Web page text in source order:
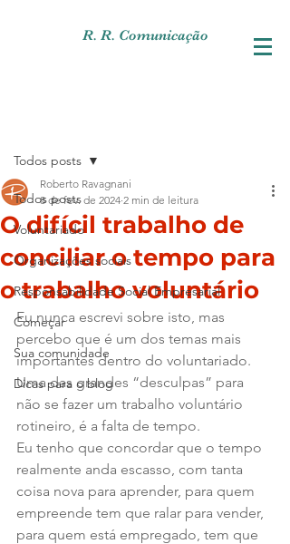
R. R. Comunicação
Todos posts
Voluntariado
Organizações sociais
Responsabilidade Social Empresarial
Começar
Sua comunidade
Dicas para o blog
Todos posts
O difícil trabalho de
conciliar o tempo para
o trabalho voluntário
Roberto Ravagnani
8 de fev. de 2024 2 min de leitura
Eu nunca escrevi sobre isto, mas
percebo que é um dos temas mais
importantes dentro do voluntariado.
Uma das grandes “desculpas” para
não se fazer um trabalho voluntário
rotineiro, é a falta de tempo.
Eu tenho que concordar que o tempo
realmente anda escasso, com tanta
coisa nova para aprender, para quem
empreende tem que ralar para vender,
para quem está empregado, tem que